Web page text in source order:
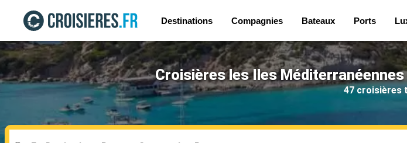
Destinations Compagnies Bateaux Ports
Croisières les Iles
47 croisières